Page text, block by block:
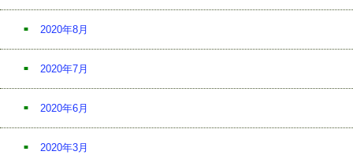
2020年8月
2020年7月
2020年6月
2020年3月